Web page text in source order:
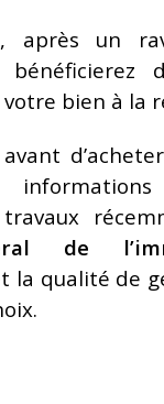
après un
bien à la
avant
de
la qualité de